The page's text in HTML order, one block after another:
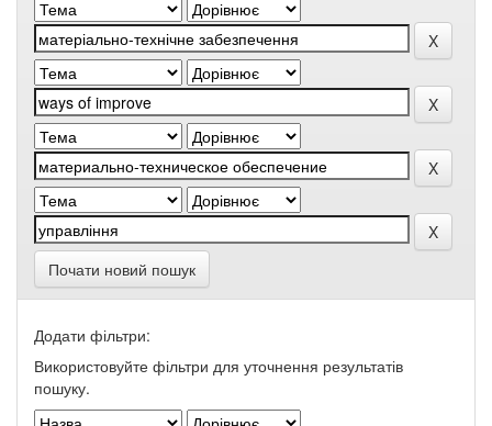
Почати новий пошук
Додати фільтри:
Використовуйте фільтри для уточнення результатів
пошуку.